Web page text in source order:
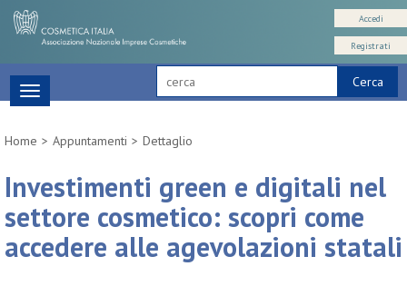
Cerca
Accedi
Registrati
Toggle
navigation
Home
Appuntamenti Dettaglio
Investimenti green e digitali nel
settore cosmetico: scopri come
accedere alle agevolazioni statali